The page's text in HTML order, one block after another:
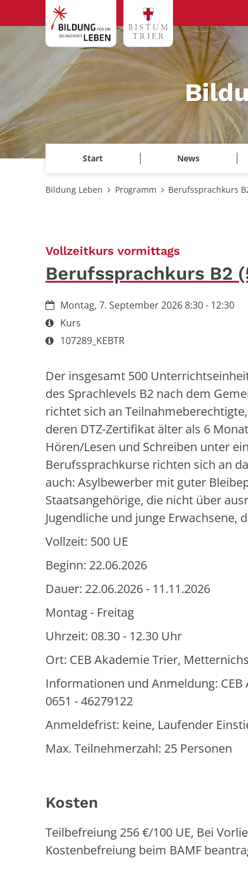
Zum Inhalt springen
Start News
Bildung Leben Programm Berufssprachkurs
Vollzeitkurs vormittags
Berufssprachkurs B2
Datum:Montag, 7. September 2026 8:30 - 12:30
Art bzw. Nummer:
Kurs
Art bzw. Nummer:
107289_KEBTR
Der insgesamt 500
des Sprachlevels B2 nach dem
richtet sich an
deren DTZ-Zertifikat älter als 6
Hören/Lesen und Schreiben unter
Berufssprachkurse richten sich an
auch: Asylbewerber mit guter
Staatsangehörige, die nicht über
Jugendliche und junge
Vollzeit: 500 UE
Beginn: 22.06.2026
Dauer: 22.06.2026 - 11.11.2026
Montag - Freitag
Uhrzeit: 08.30 - 12.30 Uhr
Ort: CEB Akademie Trier,
Informationen und Anmeldung:
0651 - 46279122
Anmeldefrist: keine, Laufender
Max. Teilnehmerzahl: 25 Personen
Kosten
Teilbefreiung 256 €/100 UE, Bei
Kostenbefreiung beim BAMF